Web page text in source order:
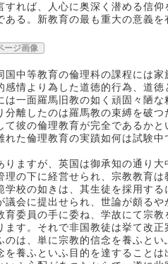
すれば、人心に奥深く潜める信
ある。新教育の最も重大の意義
ージ画像
国中等教育の倫理科の課程には
感情より為した道徳的行為、道
は一面羅馬旧教の如く頑固々陋
分離したのは羅馬教の束縛を破
て彼の倫理教育が完全であるか
れた倫理教育の実蹟如何は試験
ますが、英国は御承知の通り
理の下に経営せられ、宗教教育
学校の如きは、其生徒を採用す
議会に提出せられ、世論が頗る
育委員の手に委ね、学故にて宗
ます。それで非国教徒は挙て改
のは、単に宗教的信念を養ふと
を養ふといふ目的を達すること